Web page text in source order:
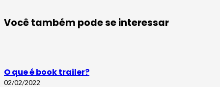
Você também pode se interessar
O que é book trailer?
02/02/2022